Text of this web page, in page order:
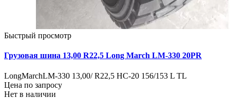
Быстрый просмотр
Грузовая шина 13,00 R22,5 Long March LM-330 20PR
LongMarchLM-330 13,00/ R22,5 HC-20 156/153 L TL
Цена по запросу
Нет в наличии